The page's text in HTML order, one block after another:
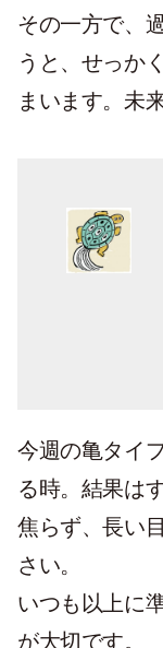
その一方で、
うと、せっか
まいます。未
今週の亀タイ
る時。結果は
焦らず、長い
さい。
いつも以上に
が大切です。